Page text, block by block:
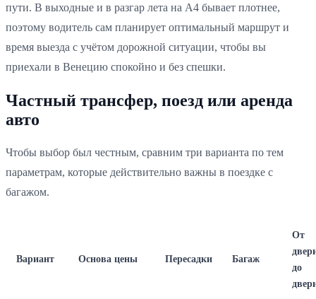
пути. В выходные и в разгар лета на A4 бывает плотнее,
поэтому водитель сам планирует оптимальный маршрут и
время выезда с учётом дорожной ситуации, чтобы вы
приехали в Венецию спокойно и без спешки.
Частный трансфер, поезд или аренда
авто
Чтобы выбор был честным, сравним три варианта по тем
параметрам, которые действительно важны в поездке с
багажом.
Вариант Основа цены Пересадки Багаж
От
до